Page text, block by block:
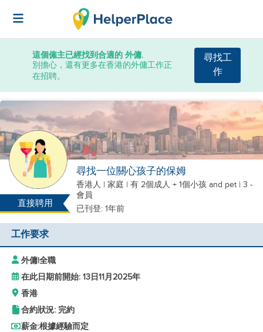
這個僱主已經找到合適的 外傭.
別擔心，還有更多在香港的外傭工作正
在招聘。
尋找工
作
直接聘用
尋找一位關心孩子的保姆
香港人 | 家庭 | 有 2個成人 + 1個小孩 and pet | 3 -
會員
已刊登: 1年前
工作要求
外傭|全職
在此日期前開始: 13日11月2025年
香港
合約狀況: 完約
薪金:根據經驗而定